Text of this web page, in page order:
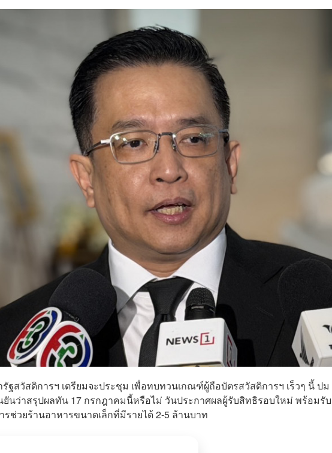
ฐสวัสดิการฯ เตรียมจะประชุม เพื่อทบทวนเกณฑ์ผู้ถือบัตรสวัสดิการฯ เร็วๆ นี้ ปม
นว่าสรุปผลทัน 17 กรกฎาคมนี้หรือไม่ วันประกาศผลผู้รับสิทธิรอบใหม่ พร้อมรับ
ช่วยร้านอาหารขนาดเล็กที่มีรายได้ 2-5 ล้านบาท